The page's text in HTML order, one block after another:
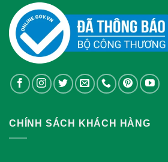
CHÍNH SÁCH KHÁCH HÀNG